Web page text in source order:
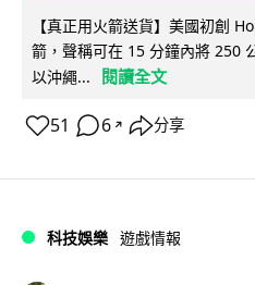
【真正用火箭送貨】美國初創
箭，聲稱可在 15 分鐘內將 250
以沖繩...
閱讀全文
51 6 ↗ 分享
科技娛樂 遊戲情報